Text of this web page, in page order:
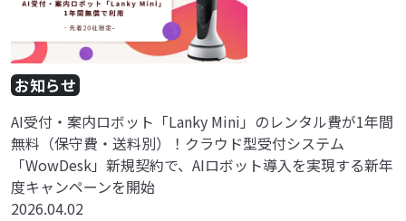
お知らせ
AI受付・案内ロボット「Lanky Mini」のレンタル費が1年間
無料（保守費・送料別）！クラウド型受付システム
「WowDesk」新規契約で、AIロボット導入を実現する新年
度キャンペーンを開始
2026.04.02